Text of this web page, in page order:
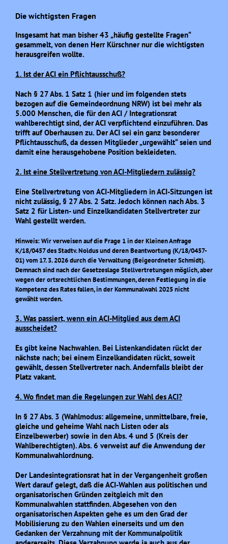
Die wichtigsten Fragen
Insgesamt hat man bisher 43 „häufig gestellte Fragen“
gesammelt, von denen Herr Kürschner nur die wichtigsten
herausgreifen wollte.
1. Ist der ACI ein Pflichtausschuß?
Nach § 27 Abs. 1 Satz 1 (hier und im folgenden stets
bezogen auf die Gemeindeordnung NRW) ist bei mehr als
5.000 Menschen, die für den ACI / Integrationsrat
wahlberechtigt sind, der ACI verpflichtend einzuführen. Das
trifft auf Oberhausen zu. Der ACI sei ein ganz besonderer
Pflichtausschuß, da dessen Mitglieder „urgewählt“ seien und
damit eine herausgehobene Position bekleideten.
2. Ist eine Stellvertretung von ACI-Mitgliedern zulässig?
Eine Stellvertretung von ACI-Mitgliedern in ACI-Sitzungen ist
nicht zulässig, § 27 Abs. 2 Satz. Jedoch können nach Abs. 3
Satz 2 für Listen- und Einzelkandidaten Stellvertreter zur
Wahl gestellt werden.
Hinweis: Wir verweisen auf die Frage 1 in der Kleinen Anfrage
K/18/0457 des Stadtv. Noldus und deren Beantwortung (K/18/0457-
01) vom 17. 3. 2026 durch die Verwaltung (Beigeordneter Schmidt).
Demnach sind nach der Gesetzeslage Stellvertretungen möglich, aber
wegen der ortsrechtlichen Bestimmungen, deren Festlegung in die
Kompetenz des Rates fallen, in der Kommunalwahl 2025 nicht
gewählt worden.
3. Was passiert, wenn ein ACI-Mitglied aus dem ACI
ausscheidet?
Es gibt keine Nachwahlen. Bei Listenkandidaten rückt der
nächste nach; bei einem Einzelkandidaten rückt, soweit
gewählt, dessen Stellvertreter nach. Andernfalls bleibt der
Platz vakant.
4. Wo findet man die Regelungen zur Wahl des ACI?
In § 27 Abs. 3 (Wahlmodus: allgemeine, unmittelbare, freie,
gleiche und geheime Wahl nach Listen oder als
Einzelbewerber) sowie in den Abs. 4 und 5 (Kreis der
Wahlberechtigten). Abs. 6 verweist auf die Anwendung der
Kommunalwahlordnung.
Der Landesintegrationsrat hat in der Vergangenheit großen
Wert darauf gelegt, daß die ACI-Wahlen aus politischen und
organisatorischen Gründen zeitgleich mit den
Kommunalwahlen stattfinden. Abgesehen von den
organisatorischen Aspekten gehe es um den Grad der
Mobilisierung zu den Wahlen einerseits und um den
Gedanken der Verzahnung mit der Kommunalpolitik